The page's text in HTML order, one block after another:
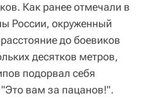
Как ранее отмечали в
России, окруженный
до боевиков
десятков метров,
подорвал себя
вам за пацанов!".